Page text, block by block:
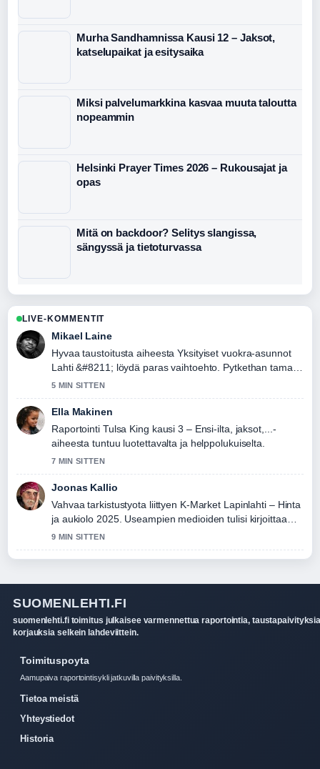
Murha Sandhamnissa Kausi 12 – Jaksot,
katselupaikat ja esitysaika
Miksi palvelumarkkina kasvaa muuta taloutta
nopeammin
Helsinki Prayer Times 2026 – Rukousajat ja
opas
Mitä on backdoor? Selitys slangissa,
sängyssä ja tietoturvassa
LIVE-KOMMENTIT
Mikael Laine
Hyvaa taustoitusta aiheesta Yksityiset vuokra-asunnot
Lahti &#8211; löydä paras vaihtoehto. Pytkethan taman
livesaikeen ajan tasalla.
5 MIN SITTEN
Ella Makinen
Raportointi Tulsa King kausi 3 – Ensi-ilta, jaksot,...-
aiheesta tuntuu luotettavalta ja helppolukuiselta.
7 MIN SITTEN
Joonas Kallio
Vahvaa tarkistustyota liittyen K-Market Lapinlahti – Hinta
ja aukiolo 2025. Useampien medioiden tulisi kirjoittaa
nain.
9 MIN SITTEN
SUOMENLEHTI.FI
suomenlehti.fi toimitus julkaisee varmennettua raportointia,
korjauksia selkein lahdeviittein.
Toimituspoyta
Aamupaiva raportointisykli jatkuvilla paivityksilla.
Tietoa meistä
Yhteystiedot
Historia